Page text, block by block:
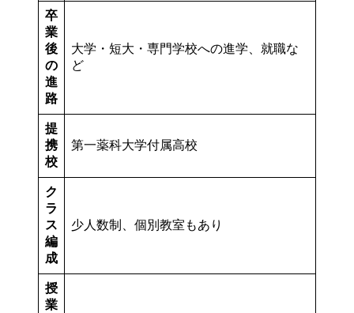
卒
業
後
の
進
路
大学・短大・専門学校への進学、就職な
ど
提
携
校
第一薬科大学付属高校
ク
ラ
ス
編
成
少人数制、個別教室もあり
授
業